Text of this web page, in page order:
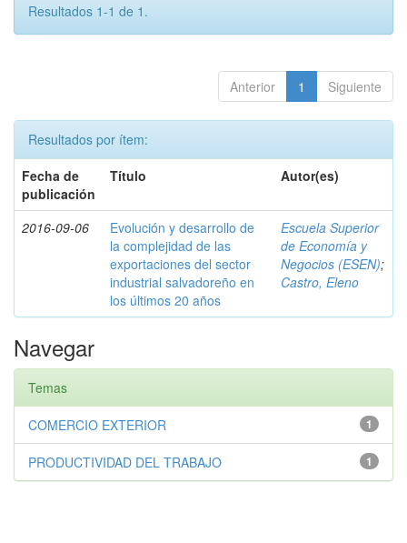
Resultados 1-1 de 1.
Anterior 1 Siguiente
Resultados por ítem:
Fecha de
publicación
Título Autor(es)
2016-09-06
Evolución y desarrollo de
la complejidad de las
exportaciones del sector
industrial salvadoreño en
los últimos 20 años
Escuela Superior
de Economía y
Negocios (ESEN);
Castro, Eleno
Navegar
Temas
1
COMERCIO EXTERIOR
1
PRODUCTIVIDAD DEL TRABAJO